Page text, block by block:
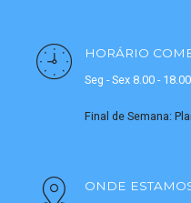
HORÁRIO
Seg - Sex 8.00 - 18.00
Final de Semana:
ONDE